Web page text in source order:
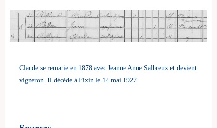
Claude se remarie en 1878 avec Jeanne Anne Salbreux et devient
vigneron. Il décède à Fixin le 14 mai 1927.